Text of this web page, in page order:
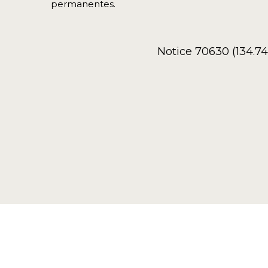
permanentes.
Notice 70630